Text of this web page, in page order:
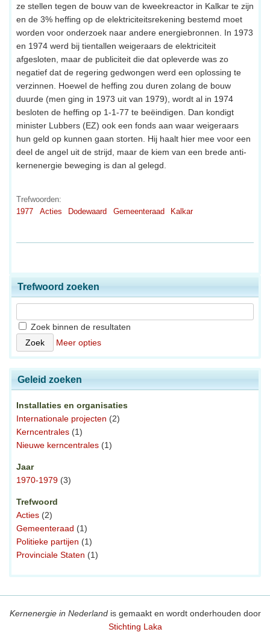
ze stellen tegen de bouw van de kweekreactor in Kalkar te zijn
en de 3% heffing op de elektriciteitsrekening bestemd moet
worden voor onderzoek naar andere energiebronnen. In 1973
en 1974 werd bij tientallen weigeraars de elektriciteit
afgesloten, maar de publiciteit die dat opleverde was zo
negatief dat de regering gedwongen werd een oplossing te
verzinnen. Hoewel de heffing zou duren zolang de bouw
duurde (men ging in 1973 uit van 1979), wordt al in 1974
besloten de heffing op 1-1-77 te beëindigen. Dan kondigt
minister Lubbers (EZ) ook een fonds aan waar weigeraars
hun geld op kunnen gaan storten. Hij haalt hier mee voor een
deel de angel uit de strijd, maar de kiem van een brede anti-
kernenergie beweging is dan al gelegd.
Trefwoorden:
1977
Acties Dodewaard Gemeenteraad Kalkar
Trefwoord zoeken
Zoek binnen de resultaten
Meer opties
Geleid zoeken
Installaties en organisaties
Internationale projecten (2)
Kerncentrales (1)
Nieuwe kerncentrales (1)
Jaar
1970-1979 (3)
Trefwoord
Acties (2)
Gemeenteraad (1)
Politieke partijen (1)
Provinciale Staten (1)
Kernenergie in Nederlandis gemaakt en wordt onderhouden door
Stichting Laka